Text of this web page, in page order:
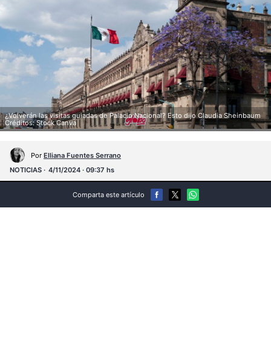
¿Volverán las visitas guiadas de Palacio Nacional? Esto dijo Claudia Sheinbaum
Créditos: Stock Canva
Por Elliana Fuentes Serrano
NOTICIAS
4/11/2024 · 09:37 hs
Comparta este artículo